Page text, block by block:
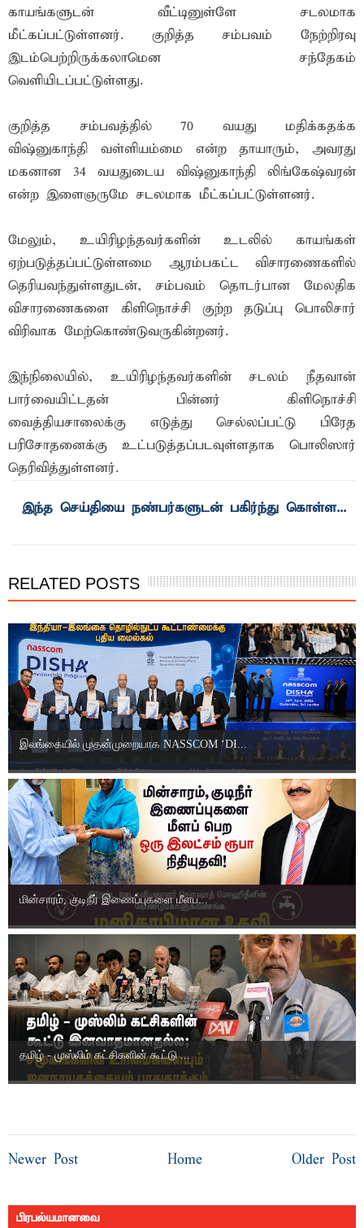
காயங்களுடன் வீட்டினுள்ளே சடலமாக
மீட்கப்பட்டுள்ளனர். குறித்த சம்பவம் நேற்றிரவு
இடம்பெற்றிருக்கலாமென சந்தேகம்
வெளியிடப்பட்டுள்ளது.
குறித்த சம்பவத்தில் 70 வயது மதிக்கதக்க
விஷ்னுகாந்தி வள்ளியம்மை என்ற தாயாரும், அவரது
மகனான 34 வயதுடைய விஷ்னுகாந்தி லிங்கேஷ்வரன்
என்ற இளைஞருமே சடலமாக மீட்கப்பட்டுள்ளனர்.
மேலும், உயிரிழந்தவர்களின் உடலில் காயங்கள்
ஏற்படுத்தப்பட்டுள்ளமை ஆரம்பகட்ட விசாரணைகளில்
தெரியவந்துள்ளதுடன், சம்பவம் தொடர்பான மேலதிக
விசாரணைகளை கிளிநொச்சி குற்ற தடுப்பு பொலிசார்
விரிவாக மேற்கொண்டுவருகின்றனர்.
இந்நிலையில், உயிரிழந்தவர்களின் சடலம் நீதவான்
பார்வையிட்டதன் பின்னர் கிளிநொச்சி
வைத்தியசாலைக்கு எடுத்து செல்லப்பட்டு பிரேத
பரிசோதனைக்கு உட்படுத்தப்படவுள்ளதாக பொலிஸார்
தெரிவித்துள்ளனர்.
RELATED POSTS
இலங்கையில் முதன்முறையாக NASSCOM ‘DI...
மின்சாரம், குடிநீர் இணைப்புகளை மீளப...
தமிழ் - முஸ்லிம் கட்சிகளின் கூட்டு ...
Newer Post Older Post
Home
பிரபல்யமானவை